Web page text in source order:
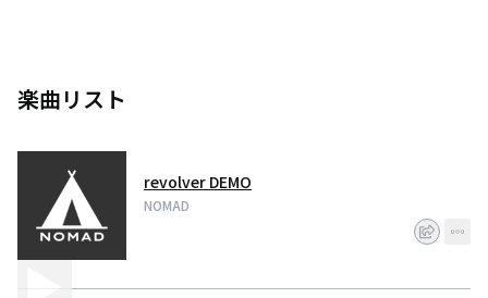
楽曲リスト
revolver DEMO
NOMAD